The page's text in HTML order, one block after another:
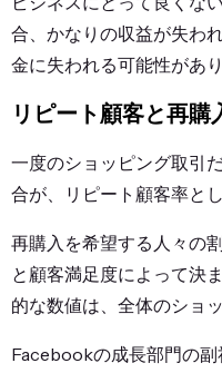
合、かなりの収益が失わ
金に失われる可能性があり
リピート顧客と再購
一度のショッピング取引
合が、リピート顧客率と
再購入を希望する人々の
と顧客満足度によって決
的な数値は、全体のショ
Facebookの成長部門の